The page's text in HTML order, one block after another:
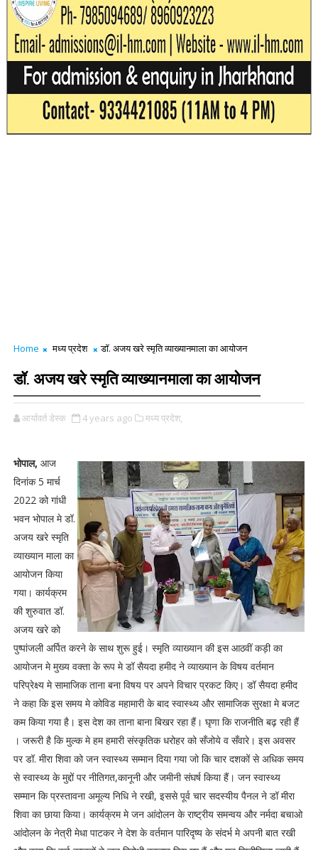
Home मध्य प्रदेश डॉ. अजय खरे स्मृति व्याख्यानमाला का आयोजन
डॉ. अजय खरे स्मृति व्याख्यानमाला का आयोजन
आर्यावर्त डेस्क 4 years ago मध्य प्रदेश,
भोपाल, आज
दिनांक 5 मार्च
2022 को गांधी
भवन भोपाल मे डॉ.
अजय खरे स्मृति
व्याख्यान माला का
आयोजन किया
गया। कार्यक्रम
की शुरुवात डॉ.
अजय खरे को
पुष्पांजली अर्पित करने के साथ शुरू हुई। स्मृति व्याख्यान की इस आठवीं कड़ी का
आयोजन मे मुख्य वक्ता के रूप मे डॉ सैयदा हमीद ने व्याख्यान के विषय वर्तमान
परिप्रेक्ष्य मे सामाजिक ताना बना विषय पर अपने विचार प्रकट किए। डॉ सैयदा हमीद
ने कहा कि इस समय मे कोविड महामारी के बाद स्वास्थ्य और सामाजिक सुरक्षा मे बजट
कम किया गया है। इस देश का ताना बाना बिखर रहा हैं। घृणा कि राजनीति बढ़ रही हैं
। जरूरी है कि मुल्क मे हम हमारी संस्कृतिक धरोहर को सँजोये व सँवारे। इस अवसर
पर डॉ. मीरा शिवा को जन स्वास्थ्य सम्मान दिया गया जो कि चार दशकों से अधिक समय
से स्वास्थ्य के मुद्दों पर नीतिगत,कानूनी और जमीनी संघर्ष किया हैं। जन स्वास्थ्य
सम्मान कि प्रस्तावना अमूल्य निधि ने रखी, इससे पूर्व चार सदस्यीय पैनल ने डॉ मीरा
शिवा का छाया किया। कार्यक्रम मे जन आंदोलन के राष्ट्रीय समन्वय और नर्मदा बचाओ
आंदोलन के नेत्री मेधा पाटकर ने देश के वर्तमान पारिदृष्य के संदर्भ मे अपनी बात रखी